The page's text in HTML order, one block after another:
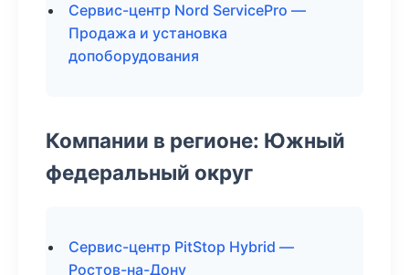
Сервис-центр Nord ServicePro —
Продажа и установка
допоборудования
Компании в регионе: Южный
федеральный округ
Сервис-центр PitStop Hybrid —
Ростов-на-Дону